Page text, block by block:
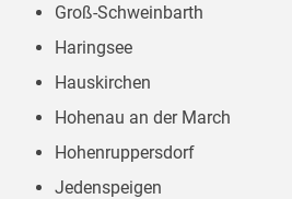
Groß-Schweinbarth
Haringsee
Hauskirchen
Hohenau an der March
Hohenruppersdorf
Jedenspeigen